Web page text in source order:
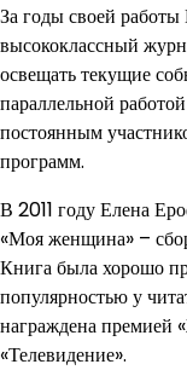
За годы своей работы
высококлассный
освещать текущие
параллельной
постоянным
программ.
В 2011 году Елена
«Моя женщина» –
Книга была хорошо
популярностью у
награждена премией
«Телевидение».